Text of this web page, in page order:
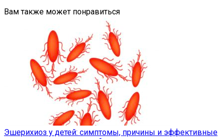
Вам также может понравиться
Эшерихиоз у детей: симптомы, причины и эффективные